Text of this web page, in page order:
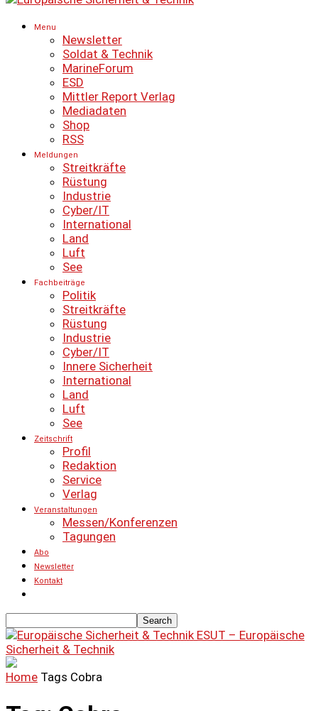
Menu
Newsletter
Soldat & Technik
MarineForum
ESD
Mittler Report Verlag
Mediadaten
Shop
RSS
Meldungen
Streitkräfte
Rüstung
Industrie
Cyber/IT
International
Land
Luft
See
Fachbeiträge
Politik
Streitkräfte
Rüstung
Industrie
Cyber/IT
Innere Sicherheit
International
Land
Luft
See
Zeitschrift
Profil
Redaktion
Service
Verlag
Veranstaltungen
Messen/Konferenzen
Tagungen
Abo
Newsletter
Kontakt
ESUT – Europäische
Sicherheit & Technik
Home Tags Cobra